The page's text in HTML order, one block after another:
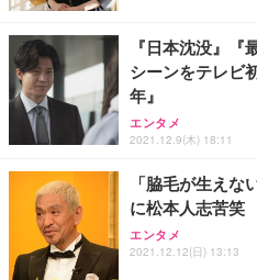
務用 おしゃれ パ
ANDWINT オフィ
ッシュ 通気性 ラン
ス圧無段階昇降
ト 幅52×奥行58.5×
￥4,139
【MiniLED/
HOOTER Gaming
グモニター QD
像低減 (3年保証 |
￥34,980
アイリスオーヤマ
ュラー 200枚入【
￥3,731
『日本沈没』
シーンをテレビ
年』
エンタメ
2021.12.9(木) 18:11
「脇毛が生え
に松本人志苦笑
エンタメ
2021.12.12(日) 13:13